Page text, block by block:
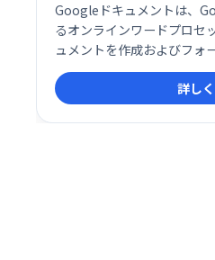
Googleドキュメントは、
るオンラインワードプロセ
ュメントを作成およびフォ
で他のユーザーと共同作業
詳し